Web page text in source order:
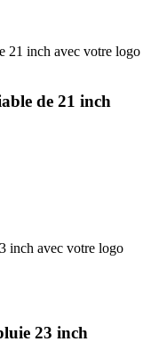
de 21 inch
23 inch